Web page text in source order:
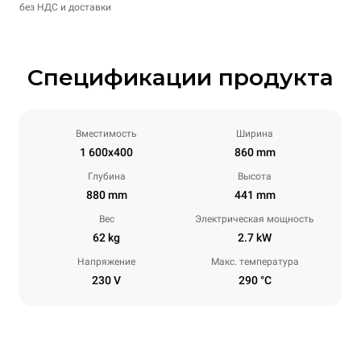
без НДС и доставки
Спецификации продукта
Вместимость
1 600x400
Ширина
860 mm
Глубина
880 mm
Высота
441 mm
Вес
62 kg
Электрическая мощность
2.7 kW
Напряжение
230 V
Макс. температура
290 °C